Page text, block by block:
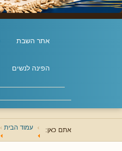
אתר השבת
הפינה לנשים
אתם כאן: עמוד הבית